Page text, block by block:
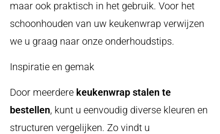
maar ook praktisch in het gebruik. Voor het
schoonhouden van uw keukenwrap verwijzen
we u graag naar onze onderhoudstips.
Inspiratie en gemak
Door meerdere keukenwrap stalen te
bestellen, kunt u eenvoudig diverse kleuren en
structuren vergelijken. Zo vindt u